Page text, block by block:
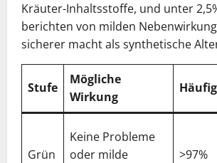
Kräuter-Inhaltsstoffe, und unter
berichten von milden
sicherer macht als synthetische
Stufe
Mögliche
Wirkung
Grün
Keine Probleme
oder milde
>97%